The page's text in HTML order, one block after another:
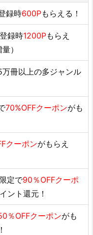
録時600Pもらえる！
録時1200Pもらえ
）
冊以上の多ジャンル
70%OFFクーポンがも
クーポンがもらえ
定で90％OFFクーポ
ント還元！
％OFFクーポンがも